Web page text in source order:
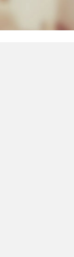
)視窗)
開新視窗)